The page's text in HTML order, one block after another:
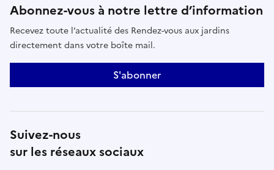
Abonnez-vous à notre lettre d’information
Recevez toute l’actualité des Rendez-vous aux jardins
directement dans votre boîte mail.
S'abonner
Suivez-nous
sur les réseaux sociaux